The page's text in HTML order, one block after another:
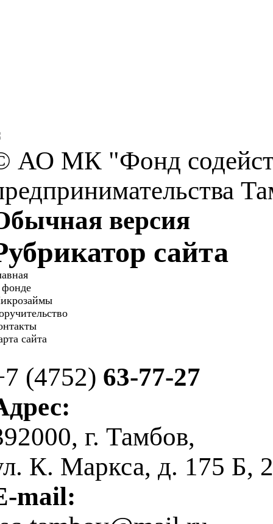
АО МК "Фонд
версия
сайта
сайта
(4752) 63-77-27
г. Тамбов,
К. Маркса, д. 175 Б,
mail: